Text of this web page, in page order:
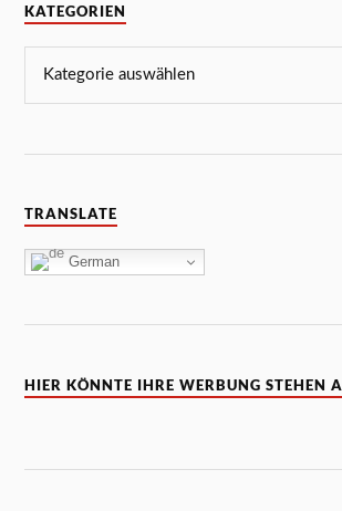
KATEGORIEN
TRANSLATE
German
HIER KÖNNTE IHRE WERBUNG STEHEN A